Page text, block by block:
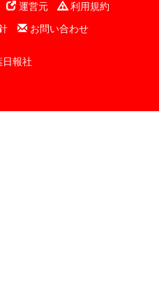
運営元
利用規約
お問い合わせ
報社